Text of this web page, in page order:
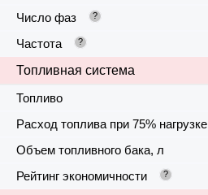
Число фаз ?
Частота ?
Топливная система
Топливо
Расход топлива при 75% нагрузке
Объем топливного бака, л
Рейтинг экономичности ?